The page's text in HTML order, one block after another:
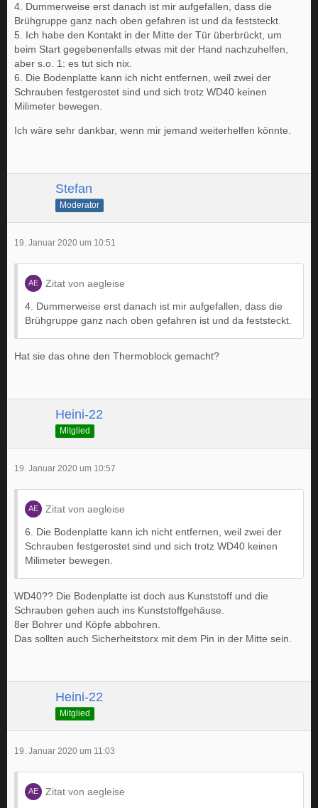
4. Dummerweise erst danach ist mir aufgefallen, dass die
Brühgruppe ganz nach oben gefahren ist und da feststeckt.
5. Ich habe den Kontakt in der Mitte der Tür überbrückt, um
beim Start gegebenenfalls etwas mit der Hand nachzuhelfen,
aber s.o. 1: es tut sich nix.
6. Die Bodenplatte kann ich nicht entfernen, weil zwei der
Schrauben festgerostet sind und sich trotz WD40 keinen
Milimeter bewegen.
Ich wäre sehr dankbar, wenn mir jemand weiterhelfen könnte.
Stefan
Moderator
19. Januar 2020 um 10:51
Zitat von aegleise
4. Dummerweise erst danach ist mir aufgefallen, dass die
Brühgruppe ganz nach oben gefahren ist und da feststeckt.
Hat sie das ohne den Thermoblock gemacht?
Heini-22
Mitglied
19. Januar 2020 um 10:57
Zitat von aegleise
6. Die Bodenplatte kann ich nicht entfernen, weil zwei der
Schrauben festgerostet sind und sich trotz WD40 keinen
Milimeter bewegen.
WD40?? Die Bodenplatte ist doch aus Kunststoff und die
Schrauben gehen auch ins Kunststoffgehäuse.
8er Bohrer und Köpfe abbohren.
Das sollten auch Sicherheitstorx mit dem Pin in der Mitte sein.
Heini-22
Mitglied
19. Januar 2020 um 11:03
Zitat von aegleise